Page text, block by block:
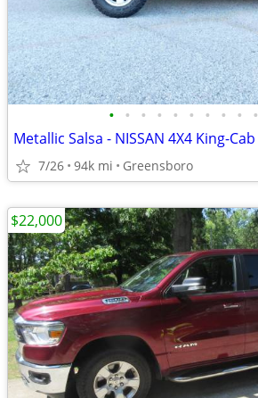
• • • • • • • • • •
Metallic Salsa - NISSAN 4X4 King-Cab
7/26 94k mi Greensboro
$22,000